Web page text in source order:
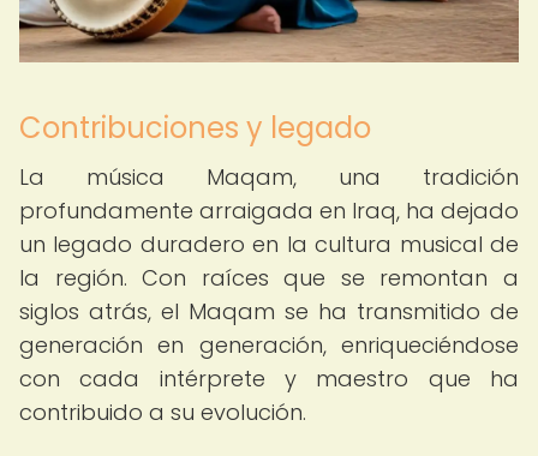
Contribuciones y legado
La música Maqam, una tradición
profundamente arraigada en Iraq, ha dejado
un legado duradero en la cultura musical de
la región. Con raíces que se remontan a
siglos atrás, el Maqam se ha transmitido de
generación en generación, enriqueciéndose
con cada intérprete y maestro que ha
contribuido a su evolución.